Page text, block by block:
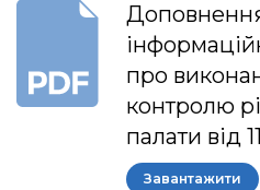
про
контролю
палати від
Завантажити